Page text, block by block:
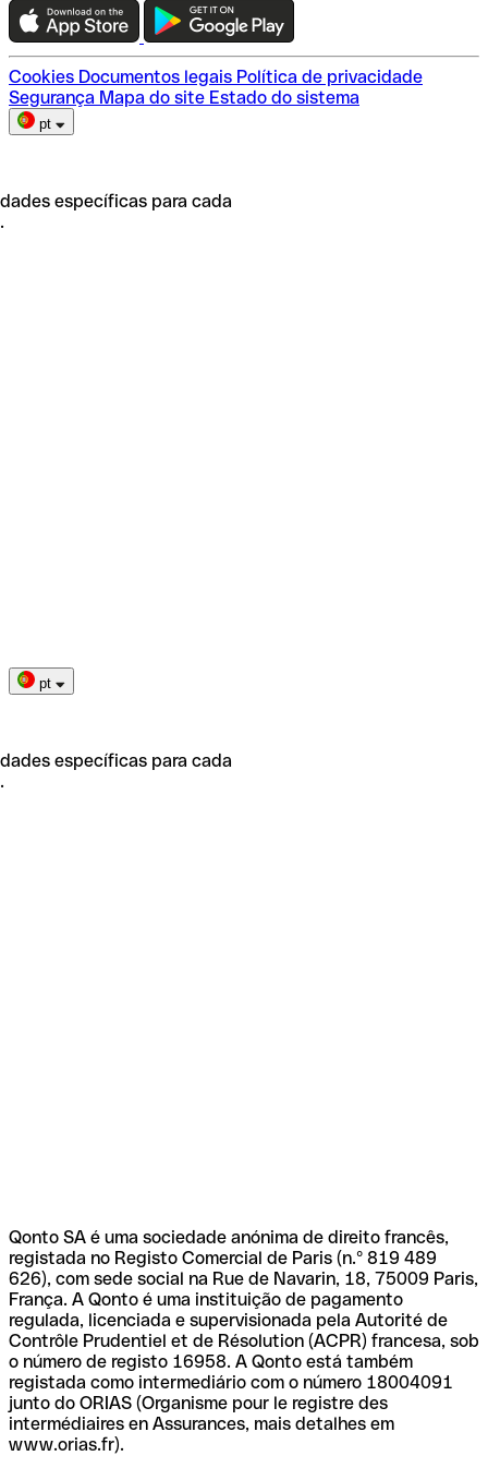
Escolha do plano
Cookies Documentos legais Política de privacidade
Segurança Mapa do site Estado do sistema
pt
específicas para cada
pt
específicas para cada
Qonto SA é uma sociedade anónima de direito francês,
registada no Registo Comercial de Paris (n.º 819 489
626), com sede social na Rue de Navarin, 18, 75009 Paris,
França. A Qonto é uma instituição de pagamento
regulada, licenciada e supervisionada pela Autorité de
Contrôle Prudentiel et de Résolution (ACPR) francesa, sob
o número de registo 16958. A Qonto está também
registada como intermediário com o número 18004091
junto do ORIAS (Organisme pour le registre des
intermédiaires en Assurances, mais detalhes em
www.orias.fr).